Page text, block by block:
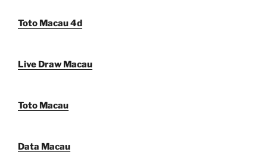
Toto Macau 4d
Live Draw Macau
Toto Macau
Data Macau